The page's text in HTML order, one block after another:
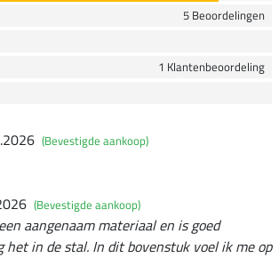
5 Beoordelingen
1 Klantenbeoordeling
(Bevestigde aankoop)
(Bevestigde aankoop)
aangenaam materiaal en is goed
het in de stal. In dit bovenstuk voel ik me op